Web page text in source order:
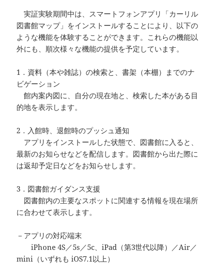
実証実験期間中は、スマートフォンアプリ「カーリル
図書館マップ」をインストールすることにより、以下の
ような機能を体験することができます。これらの機能以
外にも、順次様々な機能の提供を予定しています。
1．資料（本や雑誌）の検索と、書架（本棚）までのナ
ビゲーション
館内案内図に、自分の現在地と、検索した本がある目
的地を表示します。
2．入館時、退館時のプッシュ通知
アプリをインストールした状態で、図書館に入ると、
最新のお知らせなどを配信します。図書館から出た際に
は返却予定日などをお知らせします。
3．図書館ガイダンス支援
図書館内の主要なスポットに関連する情報を現在場所
に合わせて表示します。
－アプリの対応端末
iPhone 4S／5s／5c、iPad（第3世代以降）／Air／
mini（いずれも iOS7.1以上）